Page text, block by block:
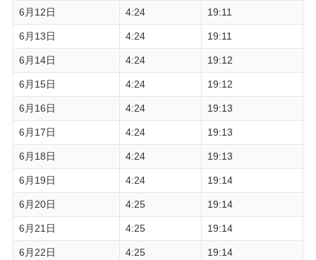
6月12日 4:24 19:11
6月13日 4:24 19:11
6月14日 4:24 19:12
6月15日 4:24 19:12
6月16日 4:24 19:13
6月17日 4:24 19:13
6月18日 4:24 19:13
6月19日 4:24 19:14
6月20日 4:25 19:14
6月21日 4:25 19:14
6月22日 4:25 19:14